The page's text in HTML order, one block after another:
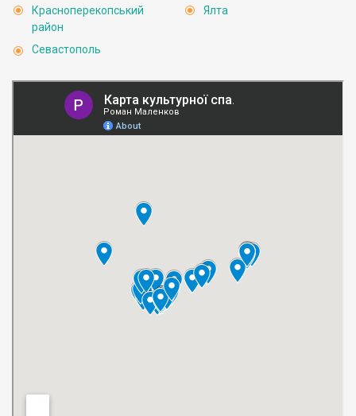
Красноперекопський
район
Севастополь
Ялта